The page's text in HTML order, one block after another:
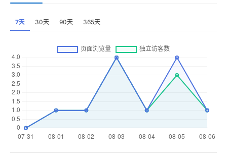
7天 30天 90天 365天